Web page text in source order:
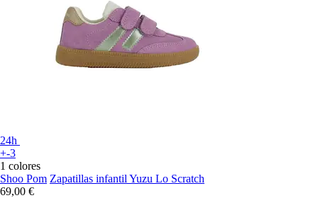
24h
+-3
1 colores
Shoo Pom Zapatillas infantil Yuzu Lo Scratch
69,00 €